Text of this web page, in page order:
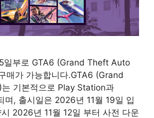
일부로 GTA6 (Grand Theft Auto
매가 가능합니다.GTA6 (Grand
기본적으로 Play Station과
며, 출시일은 2026년 11월 19일 입
2026년 11월 12일 부터 사전 다운